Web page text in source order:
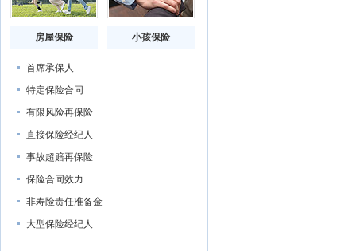
房屋保险 小孩保险
首席承保人
特定保险合同
有限风险再保险
直接保险经纪人
事故超赔再保险
保险合同效力
非寿险责任准备金
大型保险经纪人